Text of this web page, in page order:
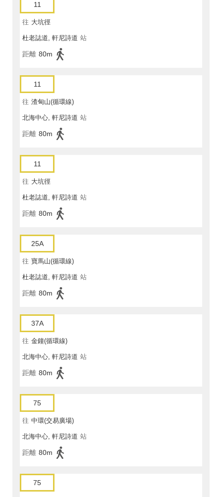
11
往 大坑徑
杜老誌道, 軒尼詩道 站
距離 80m
11
往 渣甸山(循環線)
北海中心, 軒尼詩道 站
距離 80m
11
往 大坑徑
杜老誌道, 軒尼詩道 站
距離 80m
25A
往 寶馬山(循環線)
杜老誌道, 軒尼詩道 站
距離 80m
37A
往 金鐘(循環線)
北海中心, 軒尼詩道 站
距離 80m
75
往 中環(交易廣場)
北海中心, 軒尼詩道 站
距離 80m
75